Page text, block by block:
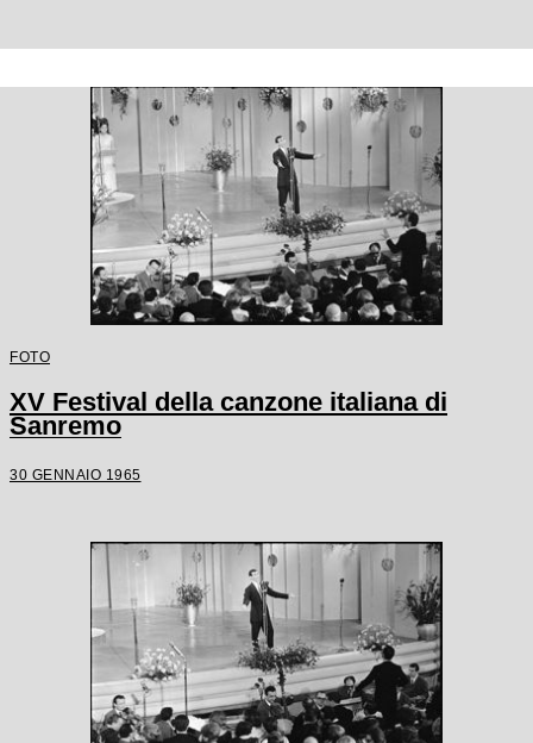
FOTO
XV Festival della canzone italiana di
Sanremo
30 GENNAIO 1965